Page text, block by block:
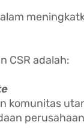
CSR adalah:
komunitas